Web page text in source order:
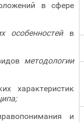
в сфере
особенностейв
методологии
характеристик
и